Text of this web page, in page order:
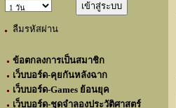
ลืมรหัสผ่าน
ข้อตกลงการเป็นสมาชิก
เว็บบอร์ด-คุยกันหลังฉาก
เว็บบอร์ด-Games ย้อนยุค
เว็บบอร์ด-ชุดจำลองประวัติศาสตร์